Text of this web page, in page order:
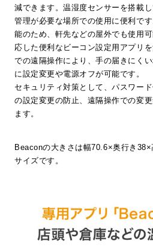
減できます。温湿度センサーを搭載
管理が必要な場所での使用に便利で
能のため、軒先などの屋外でも使用
応した便利なビーコン設定用アプリ
での遠隔操作により、手の届きにく
に設定変更や電源オフが可能です。
セキュリティ対策として、パスワー
の設定変更の防止、遠隔操作での変
ます。
Beaconの大きさは幅70.6×奥行き
サイズです。